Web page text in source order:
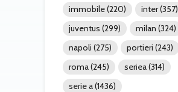
immobile(220) inter(357)
juventus (299) milan (324)
napoli (275) portieri (243)
roma(245) seriea(314)
serie a(1436)